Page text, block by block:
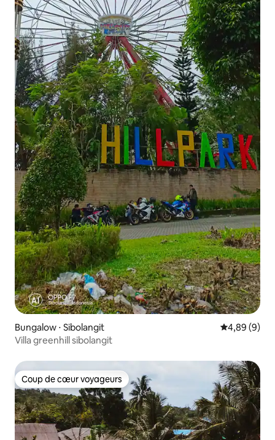
Bungalow ⋅ Sibolangit Évaluation
4,89 (9)
Villa greenhill sibolangit
Coup de cœur voyageurs
Coup de cœur voyageurs